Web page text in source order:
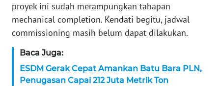
proyek ini sudah merampungkan tahapan
mechanical completion. Kendati begitu, jadwal
commissioning masih belum dapat dilakukan.
Baca Juga:
ESDM Gerak Cepat Amankan Batu Bara PLN,
Penugasan Capai 212 Juta Metrik Ton
WN
KEPRI
WN
PAPUA